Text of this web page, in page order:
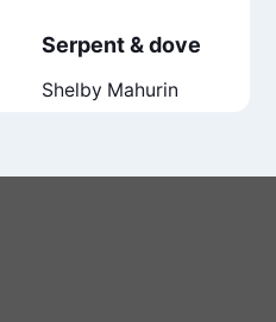
Serpent & dove
Shelby Mahurin